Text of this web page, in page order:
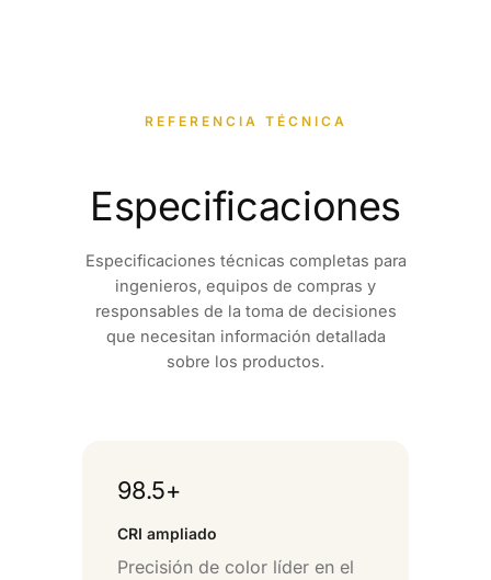
REFERENCIA TÉCNICA
Especificaciones
Especificaciones técnicas completas para
ingenieros, equipos de compras y
responsables de la toma de decisiones
que necesitan información detallada
sobre los productos.
98.5+
CRI ampliado
Precisión de color líder en el